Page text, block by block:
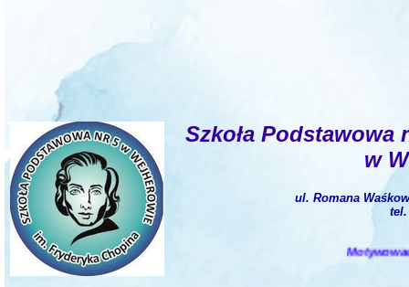
Szkoła Podstawowa
w
ul. Romana
tel.
Motywować i